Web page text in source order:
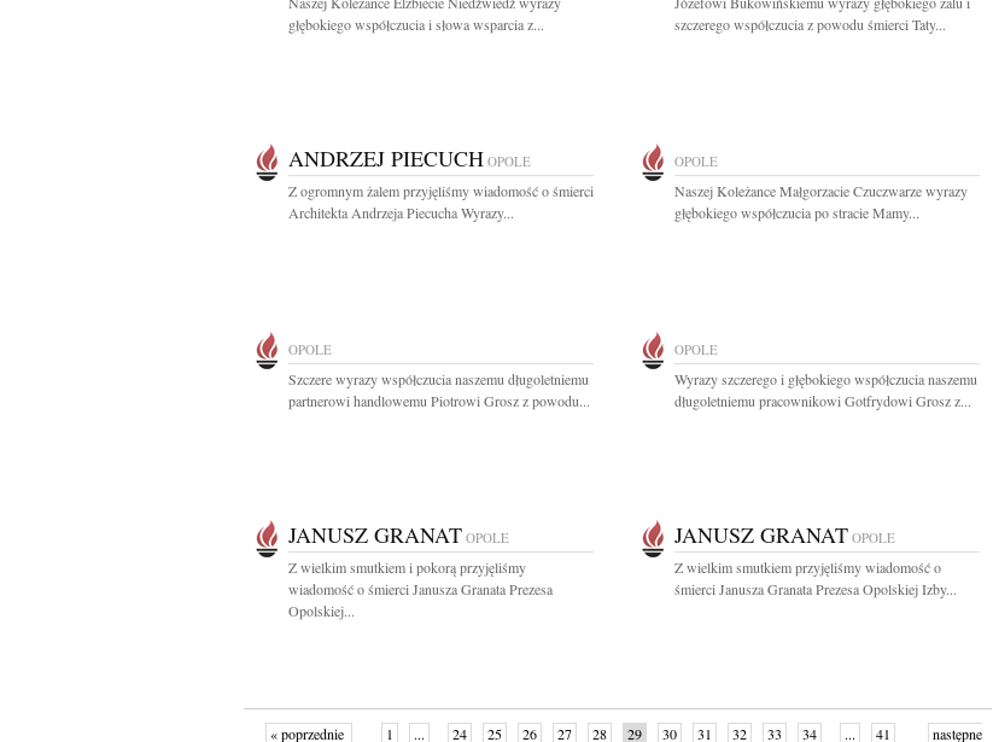
głębokiego współczucia i słowa wsparcia z...
szczerego współczucia z powodu śmierci Taty...
ANDRZEJ PIECUCH OPOLE
Z ogromnym żalem przyjęliśmy wiadomość o śmierci
Architekta Andrzeja Piecucha Wyrazy...
OPOLE
Naszej Koleżance Małgorzacie Czuczwarze wyrazy
głębokiego współczucia po stracie Mamy...
OPOLE
Szczere wyrazy współczucia naszemu długoletniemu
partnerowi handlowemu Piotrowi Grosz z powodu...
OPOLE
Wyrazy szczerego i głębokiego współczucia naszemu
długoletniemu pracownikowi Gotfrydowi Grosz z...
JANUSZ GRANAT OPOLE
Z wielkim smutkiem i pokorą przyjęliśmy
wiadomość o śmierci Janusza Granata Prezesa
Opolskiej...
JANUSZ GRANAT OPOLE
Z wielkim smutkiem przyjęliśmy wiadomość o
śmierci Janusza Granata Prezesa Opolskiej Izby...
« poprzednie 1 ... 24 25 26 27 28 29 30 31 32 33 34 ... 41 następne